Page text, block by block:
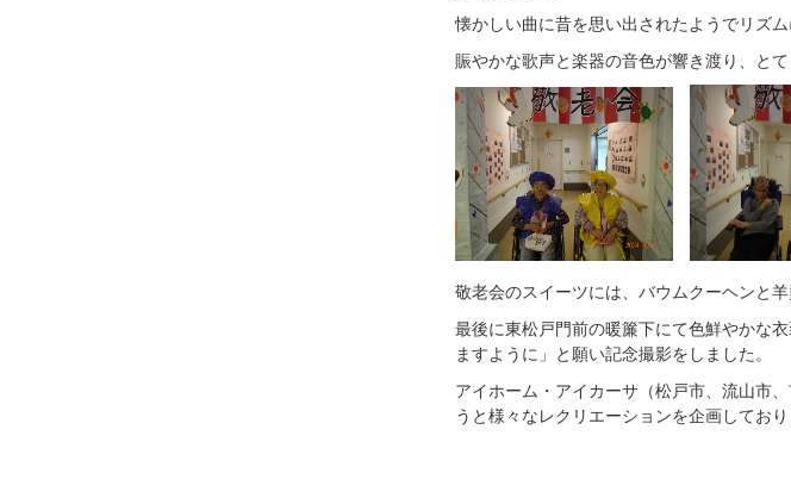
懐かしい曲に昔を思い出されたようでリズ
賑やかな歌声と楽器の音色が響き渡り、とて
敬老会のスイーツには、バウムクーヘンと
最後に東松戸門前の暖簾下にて色鮮やかな
ますように」と願い記念撮影をしました。
アイホーム・アイカーサ（松戸市、流山市
うと様々なレクリエーションを企画しており